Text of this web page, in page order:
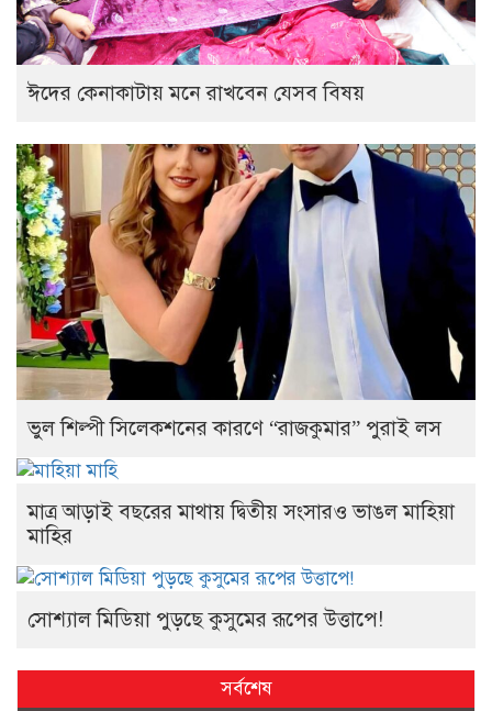
ঈদের কেনাকাটায় মনে রাখবেন যেসব বিষয়
ভুল শিল্পী সিলেকশনের কারণে “রাজকুমার” পুরাই লস
মাত্র আড়াই বছরের মাথায় দ্বিতীয় সংসারও ভাঙল মাহিয়া
মাহির
সোশ্যাল মিডিয়া পুড়ছে কুসুমের রূপের উত্তাপে!
সর্বশেষ